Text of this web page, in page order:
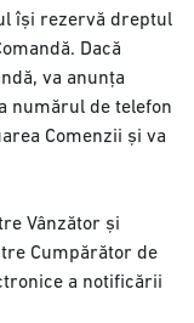
își rezervă dreptul
Dacă
va anunța
numărul de telefon
Comenzii și va
Vânzător și
Cumpărător de
a notificării